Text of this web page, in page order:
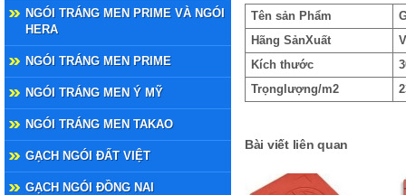
NGÓI TRÁNG MEN PRIME VÀ NGÓI
HERA
NGÓI TRÁNG MEN PRIME
NGÓI TRÁNG MEN Ý MỸ
NGÓI TRÁNG MEN TAKAO
GẠCH NGÓI ĐẤT VIỆT
GẠCH NGÓI ĐỒNG NAI
Tên sản Phẩm
Hãng SảnXuất
Kích thước
Trọnglượng/m2
Bài viết liên quan